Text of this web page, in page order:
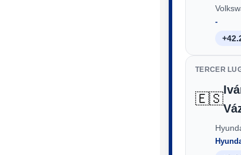
‑
TERCER
🇪🇸